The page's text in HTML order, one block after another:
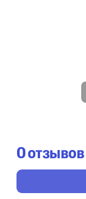
0 отзывов